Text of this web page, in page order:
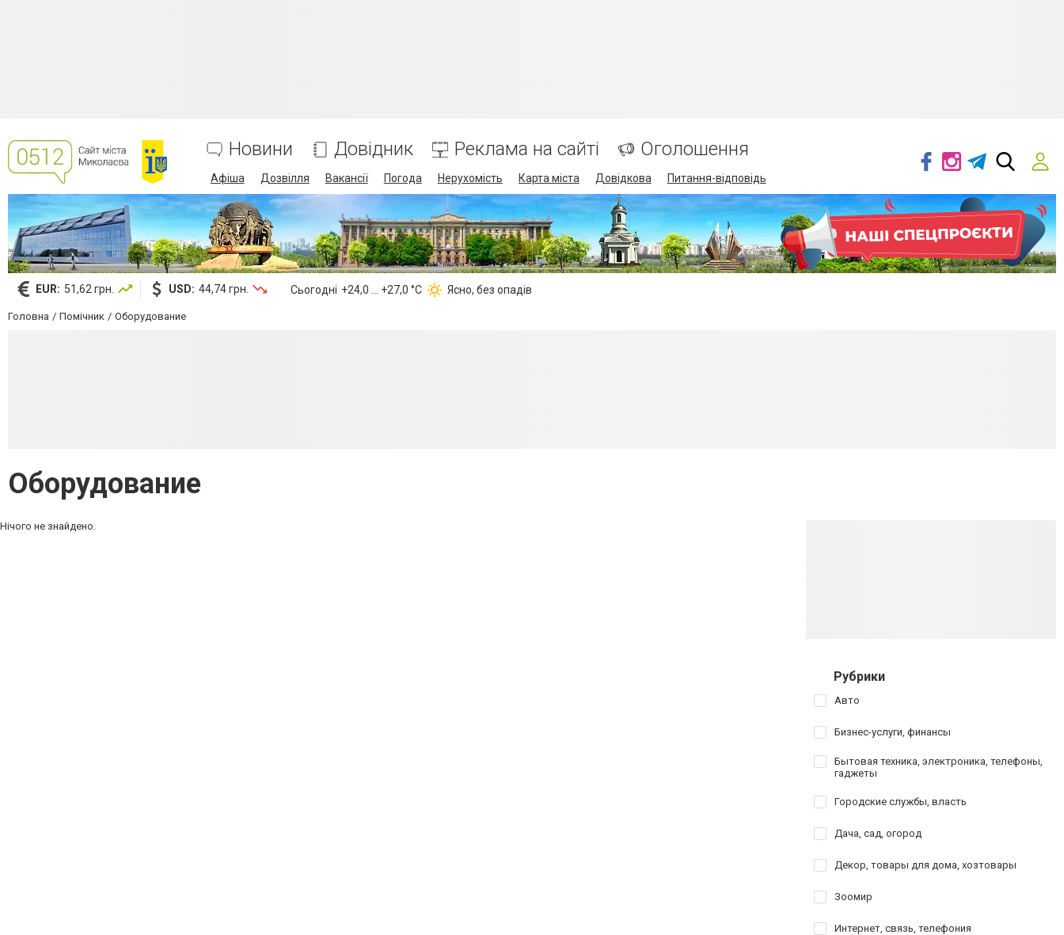
Новини Довідник Реклама на сайті Оголошення
Афіша Дозвілля Вакансії Погода Нерухомість Карта міста Довідкова Питання-відповідь
EUR: 51,62 грн. USD: 44,74 грн. Сьогодні +24,0 ... +27,0 °С Ясно, без опадів
Головна Помічник Оборудование
Оборудование
Нічого не знайдено.
Рубрики
Авто
Бизнес-услуги, финансы
Бытовая техника, электроника, телефоны,
гаджеты
Городские службы, власть
Дача, сад, огород
Декор, товары для дома, хозтовары
Зоомир
Интернет, связь, телефония